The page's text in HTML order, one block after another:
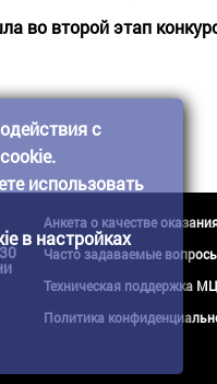
во второй этап
Анкета о качестве
Часто задаваемые
Техническая поддержка
Политика
с
использовать
в настройках